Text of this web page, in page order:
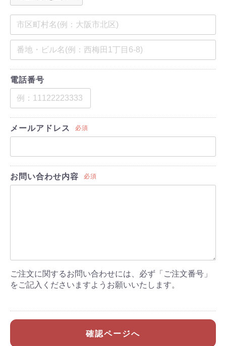
電話番号
メールアドレス 必須
お問い合わせ内容 必須
ご注文に関するお問い合わせには、必ず「ご注文番号」
をご記入くださいますようお願いいたします。
確認ページへ